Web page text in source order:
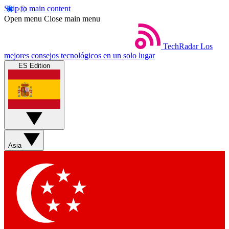
Skip to main content
Open menu Close main menu
TechRadar Los
mejores consejos tecnológicos en un solo lugar
ES Edition
Asia